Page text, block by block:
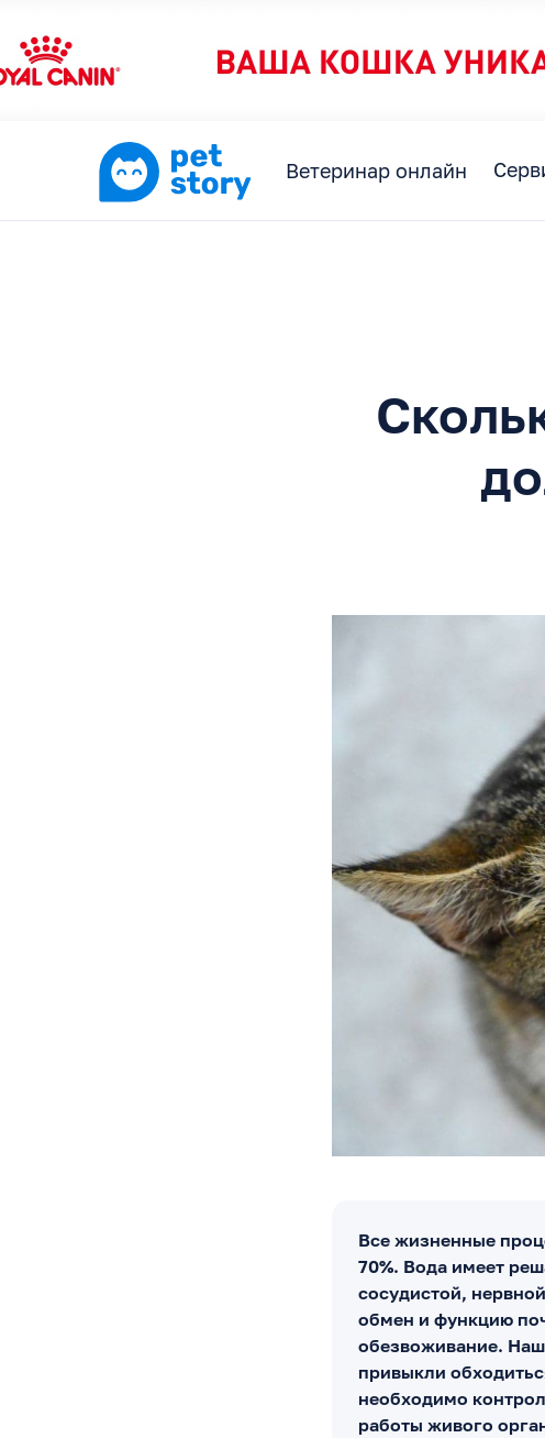
Ветеринар онлайн
Все жизненные
70%. Вода имеет
сосудистой,
обмен и функцию
обезвоживание.
привыкли
необходимо
работы живого